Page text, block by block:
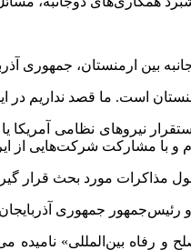
بین ارمنستان، جمهوری
است. ما قصد نداریم در
نیروهای نظامی
با مشارکت شرکت‌هایی از
مذاکرات مورد بحث قرار
رفاه بین‌المللی»